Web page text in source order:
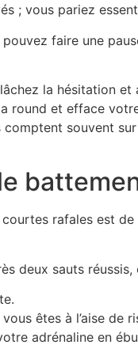
; vous pariez
faire une
la hésitation et
round et efface
souvent
rafales est
deux sauts
êtes à l’aise de
adrénaline en